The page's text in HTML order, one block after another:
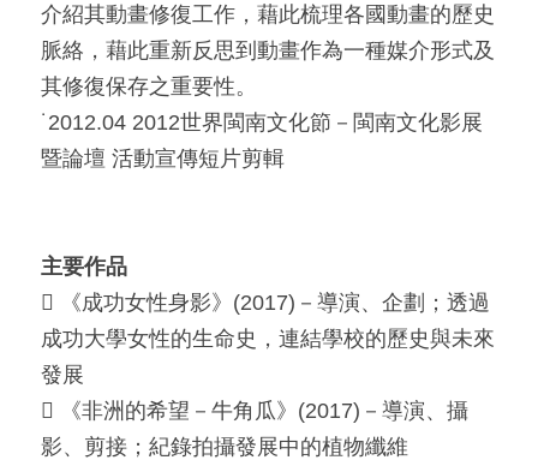
介紹其動畫修復工作，藉此梳理各國動畫的歷史
脈絡，藉此重新反思到動畫作為一種媒介形式及
其修復保存之重要性。
˙2012.04 2012世界閩南文化節－閩南文化影展
暨論壇 活動宣傳短片剪輯
主要作品
 《成功女性身影》(2017)－導演、企劃；透過
成功大學女性的生命史，連結學校的歷史與未來
發展
 《非洲的希望－牛角瓜》(2017)－導演、攝
影、剪接；紀錄拍攝發展中的植物纖維